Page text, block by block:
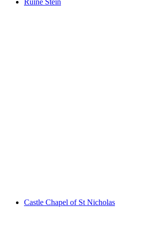
Castle Chapel of St Nicholas